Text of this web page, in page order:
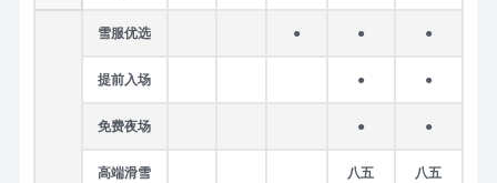
雪服优选 ● ● ●
提前入场 ● ●
免费夜场 ● ●
高端滑雪
八五
八五